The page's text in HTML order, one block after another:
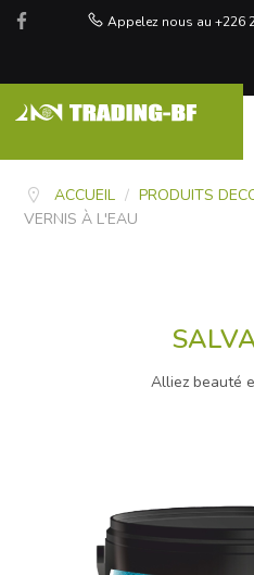
Appelez nous au +226
ACCUEIL / PRODUITS
VERNIS À L'EAU
Alliez beauté